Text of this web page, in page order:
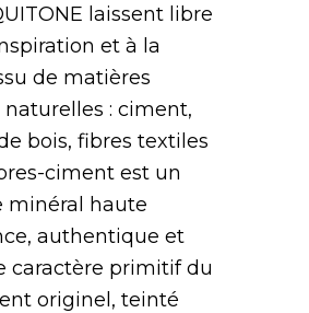
laissent libre
et à la
de matières
: ciment,
bois, fibres textiles
ciment est un
minéral haute
authentique et
caractère primitif du
originel, teinté